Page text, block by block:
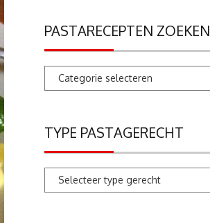
PASTARECEPTEN ZOEKEN
Pastarecepten
TYPE PASTAGERECHT